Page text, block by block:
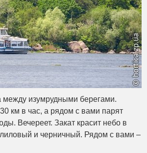
между изумрудными берегами.
км в час, а рядом с вами парят
Вечереет. Закат красит небо в
и черничный. Рядом с вами –